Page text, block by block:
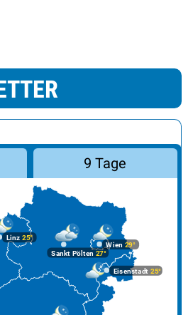
9 Tage
Linz 25°
Wien 29°
Eisenstadt 25°
Sankt Pölten 27°